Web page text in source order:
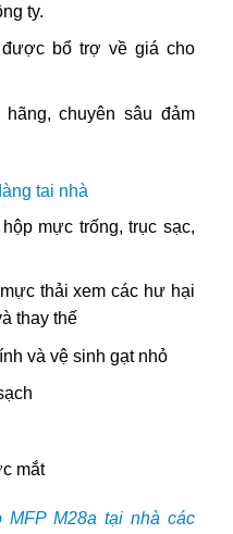
ty.
được bổ trợ về giá cho
chuyên sâu đảm
tai nhà
mực trống, trục sạc,
thải xem các hư hại
thay thế
và vệ sinh gạt nhỏ
mắt
MFP M28a tại nhà các